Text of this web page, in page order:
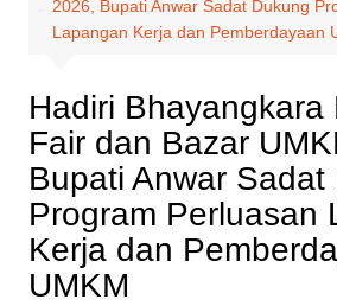
2026, Bupati Anwar Sadat Dukung
Lapangan Kerja dan Pemberdayaan
Hadiri Bhayangkara
Fair dan Bazar
Bupati Anwar Sadat
Program Perluasan
Kerja dan
UMKM